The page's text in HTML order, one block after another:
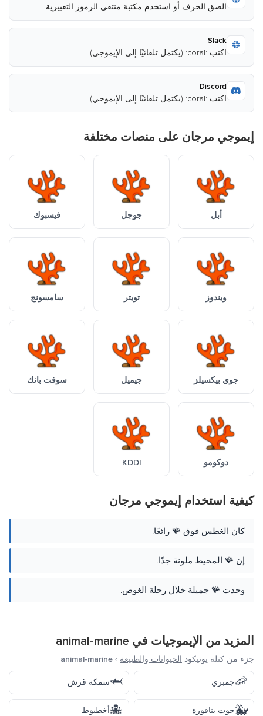
الصق الحرف أو استخدم مكتبة منتقي الرموز التعبيرية
Slack
اكتب :coral: (يكتمل تلقائيًا إلى الإيموجي)
Discord
اكتب :coral: (يكتمل تلقائيًا إلى الإيموجي)
إيموجي مرجان على منصات مختلفة
أبل جوجل فيسبوك
ويندوز تويتر سامسونج
جوي بيكسيلز جيميل سوفت بانك
دوكومو KDDI
كيفية استخدام إيموجي مرجان
كان الغطس فوق 🪸 رائعًا!
إن 🪸 المحيط ملونة جدًا.
وجدت 🪸 جميلة خلال رحلة الغوص.
المزيد من الإيموجيات في animal-marine
جزء من كتلة يونيكود الحيوانات والطبيعة ›
animal-marine
🦐جمبري 🦈سمكة قرش
🐳حوت بنافورة 🐙أخطبوط